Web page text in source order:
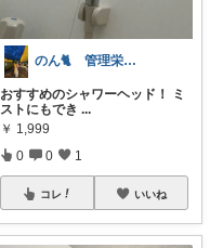
のん🐈 管理栄養士の一人暮らし🌿
おすすめのシャワーヘッド！ ミ
ストにもでき ...
￥ 1,999
0 0 1
コレ いいね